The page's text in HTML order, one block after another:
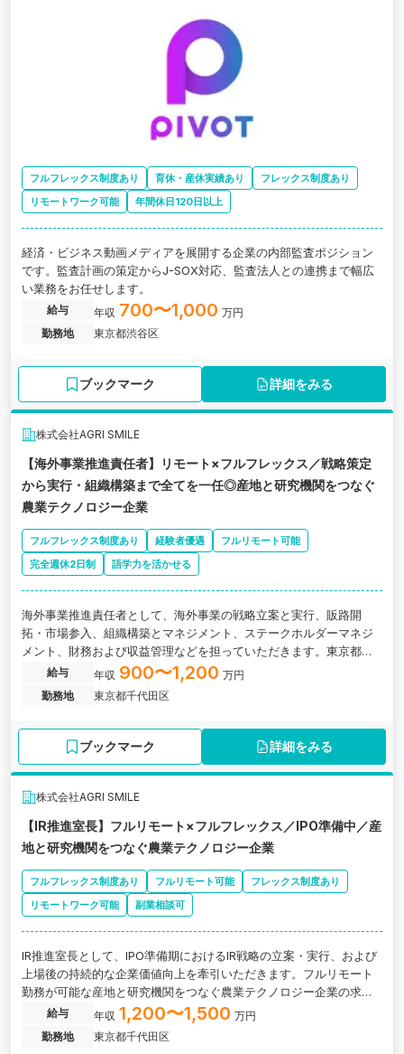
フルフレックス制度あり 育休・産休実績あり
フレックス制度あり
リモートワーク可能
年間休日120日以上
経済・ビジネス動画メディアを展開する企業の内部監査ポジション
です。監査計画の策定からJ-SOX対応、監査法人との連携まで幅広
い業務をお任せします。
給与 年収 700〜1,000 万円
勤務地
東京都渋谷区
ブックマーク 詳細をみる
株式会社AGRI SMILE
【海外事業推進責任者】リモート×フルフレックス／戦略策定
から実行・組織構築まで全てを一任◎産地と研究機関をつなぐ
農業テクノロジー企業
フルフレックス制度あり 経験者優遇
フルリモート可能
完全週休2日制
語学力を活かせる
海外事業推進責任者として、海外事業の戦略立案と実行、販路開
拓・市場参入、組織構築とマネジメント、ステークホルダーマネジ
メント、財務および収益管理などを担っていただきます。東京都千
代田区にある、産地と研究機関をつなぐ農業テクノロジー企業の求
人です。
給与 年収 900〜1,200 万円
勤務地
東京都千代田区
ブックマーク 詳細をみる
株式会社AGRI SMILE
【IR推進室長】フルリモート×フルフレックス／IPO準備中／産
地と研究機関をつなぐ農業テクノロジー企業
フルフレックス制度あり フルリモート可能
フレックス制度あり
リモートワーク可能
副業相談可
IR推進室長として、IPO準備期におけるIR戦略の立案・実行、および
上場後の持続的な企業価値向上を牽引いただきます。フルリモート
勤務が可能な産地と研究機関をつなぐ農業テクノロジー企業の求人
です。給与 年収 1,200〜1,500 万円
勤務地
東京都千代田区